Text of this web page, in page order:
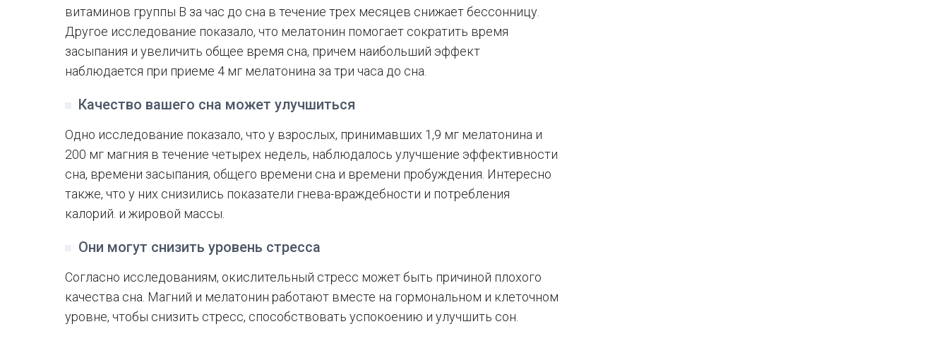
витаминов группы В за час до сна в течение трех месяцев снижает бессонницу.
Другое исследование показало, что мелатонин помогает сократить время
засыпания и увеличить общее время сна, причем наибольший эффект
наблюдается при приеме 4 мг мелатонина за три часа до сна.
Качество вашего сна может улучшиться
Одно исследование показало, что у взрослых, принимавших 1,9 мг мелатонина и
200 мг магния в течение четырех недель, наблюдалось улучшение эффективности
сна, времени засыпания, общего времени сна и времени пробуждения. Интересно
также, что у них снизились показатели гнева-враждебности и потребления
калорий. и жировой массы.
Они могут снизить уровень стресса
Согласно исследованиям, окислительный стресс может быть причиной плохого
качества сна. Магний и мелатонин работают вместе на гормональном и клеточном
уровне, чтобы снизить стресс, способствовать успокоению и улучшить сон.